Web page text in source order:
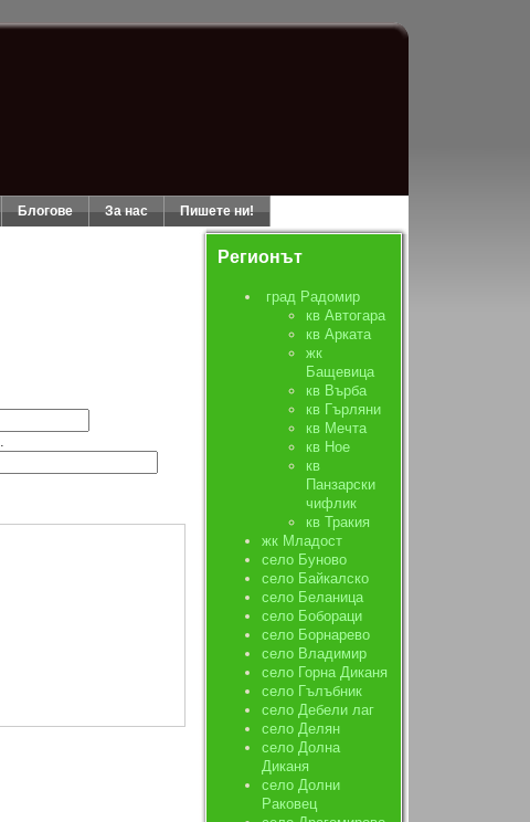
Блогове За нас Пишете ни!
Регионът
град Радомир
кв Автогара
кв Арката
жк
Бащевица
кв Върба
кв Гърляни
кв Мечта
кв Ное
кв
Панзарски
чифлик
кв Тракия
жк Младост
село Буново
село Байкалско
село Беланица
село Бобораци
село Борнарево
село Владимир
село Горна Диканя
село Гълъбник
село Дебели лаг
село Делян
село Долна
Диканя
село Долни
Раковец